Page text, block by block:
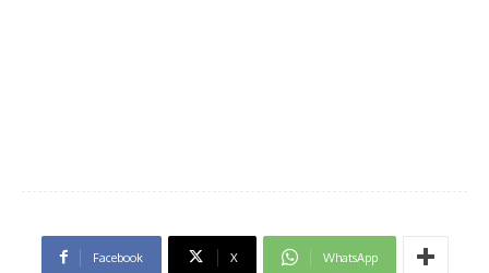
Facebook X WhatsApp